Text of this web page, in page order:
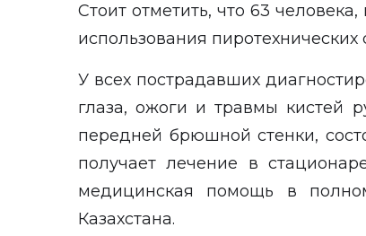
Стоит отметить, что 63
использования
У всех пострадавших
глаза, ожоги и травмы кистей
передней брюшной стенки,
получает лечение в
медицинская помощь в
Казахстана.